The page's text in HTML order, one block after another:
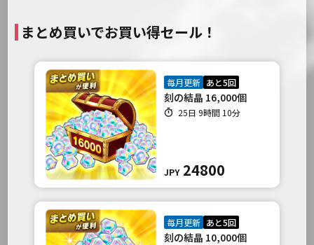
まとめ買いでお買い得セール！
毎月更新 あと5回
刻の結晶 16,000個
25日 9時間 10分
JPY 24800
毎月更新 あと5回
刻の結晶 10,000個